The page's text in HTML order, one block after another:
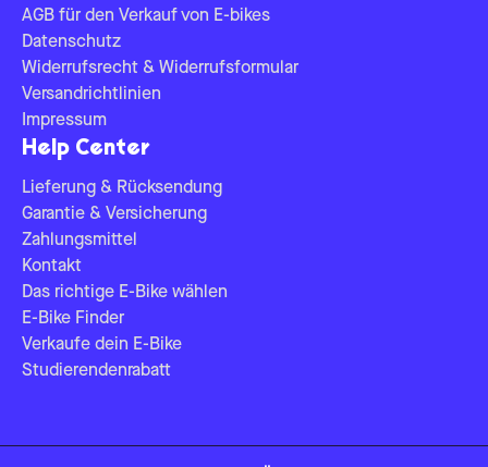
AGB für den Verkauf von E-bikes
Datenschutz
Widerrufsrecht & Widerrufsformular
Versandrichtlinien
Impressum
Help Center
Lieferung & Rücksendung
Garantie & Versicherung
Zahlungsmittel
Kontakt
Das richtige E-Bike wählen
E-Bike Finder
Verkaufe dein E-Bike
Studierendenrabatt